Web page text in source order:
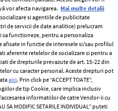
Termeni si conditii
Politica de
confidențialitate
Politica de cookies
Publicitate
vor afecta navigarea. Mai multe detalii
si agentiile de publicitate
de servicii de date analitice) prelucram
functioneze, pentru a personaliza
in functie de interesele si/sau profilul
aferente retelelor de socializare si pentru a
de drepturile prevazute de art. 15-22 din
cu caracter personal. Aceste drepturi pot
aici. Prin click pe “ACCEPT TOATE”,
de tip Cookie, care implica inclusiv
informatiilor de catre Vendor-ii cu
SA MODIFIC SETARILE INDIVIDUAL” puteti